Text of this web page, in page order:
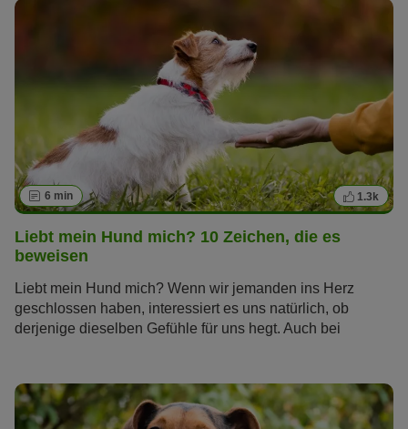
6 min 1.3k
Liebt mein Hund mich? 10 Zeichen, die es
beweisen
Liebt mein Hund mich? Wenn wir jemanden ins Herz
geschlossen haben, interessiert es uns natürlich, ob
derjenige dieselben Gefühle für uns hegt. Auch bei
Welche das sind, erfahren Sie im Artikel.